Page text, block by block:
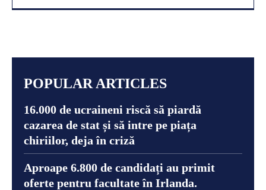
POPULAR ARTICLES
16.000 de ucraineni riscă să piardă
cazarea de stat și să intre pe piața
chiriilor, deja în criză
Aproape 6.800 de candidați au primit
oferte pentru facultate în Irlanda.